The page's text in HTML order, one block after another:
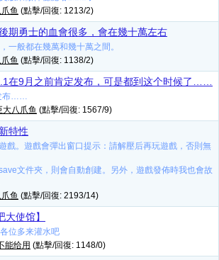
鱼 (點擊/回復: 1213/2)
期勇士的血會很多，會在幾十萬左右
一般都在幾萬和幾十萬之間。
鱼 (點擊/回復: 1138/2)
在9月之前肯定发布，可是都到这个时候了……
布……
大八爪鱼 (點擊/回復: 1567/9)
特性
戲。遊戲會彈出窗口提示：請解壓后再玩遊戲，否則無
文件夾，則會自動創建。另外，遊戲發佈時我也會故
鱼 (點擊/回復: 2193/14)
大使馆】
位多来灌水吧
能给用 (點擊/回復: 1148/0)